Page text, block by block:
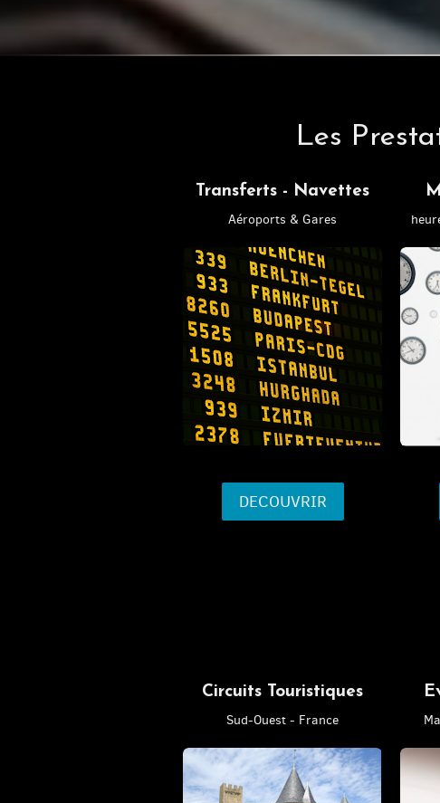
Les
Transferts - Navettes
Aéroports & Gares
DECOUVRIR
Circuits Touristiques
Sud-Ouest - France